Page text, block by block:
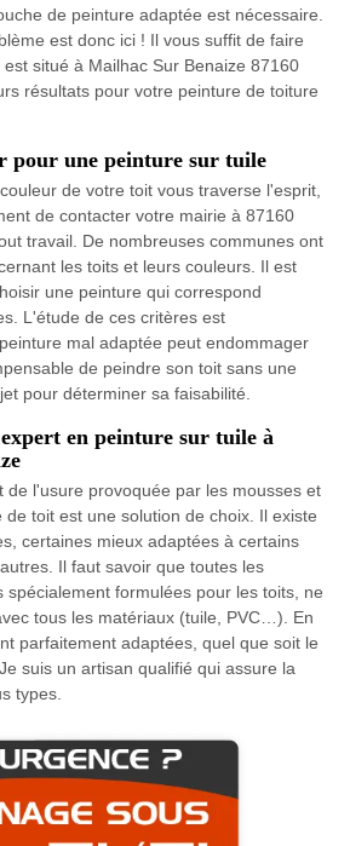
de peinture adaptée est nécessaire.
est donc ici ! Il vous suffit de faire
situé à Mailhac Sur Benaize 87160
résultats pour votre peinture de toiture
pour une peinture sur tuile
de votre toit vous traverse l'esprit,
de contacter votre mairie à 87160
travail. De nombreuses communes ont
les toits et leurs couleurs. Il est
une peinture qui correspond
L'étude de ces critères est
mal adaptée peut endommager
de peindre son toit sans une
pour déterminer sa faisabilité.
en peinture sur tuile à
de l'usure provoquée par les mousses et
de toit est une solution de choix. Il existe
certaines mieux adaptées à certains
Il faut savoir que toutes les
spécialement formulées pour les toits, ne
tous les matériaux (tuile, PVC…). En
parfaitement adaptées, quel que soit le
suis un artisan qualifié qui assure la
types.